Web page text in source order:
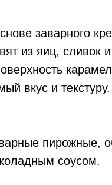
заварного
из яиц, сливок
вкус и текстуру.
пирожные,
соусом.